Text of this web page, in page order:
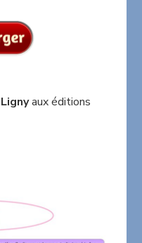
Lignyaux éditions